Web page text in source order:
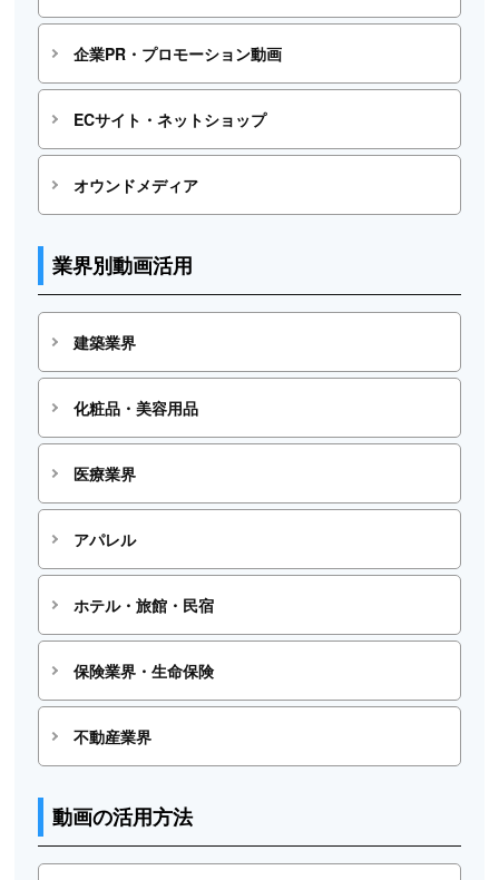
企業PR・プロモーション動画
ECサイト・ネットショップ
オウンドメディア
業界別動画活用
建築業界
化粧品・美容用品
医療業界
アパレル
ホテル・旅館・民宿
保険業界・生命保険
不動産業界
動画の活用方法